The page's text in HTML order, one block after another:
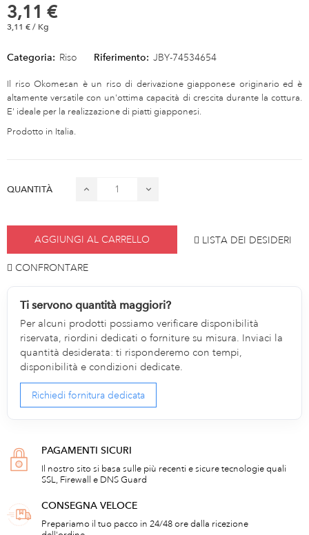
3,11 €
3,11 € / Kg
Categoria: Riso Riferimento: JBY-74534654
Il riso Okomesan è un riso di derivazione giapponese originario ed è
altamente versatile con un'ottima capacità di crescita durante la cottura.
E' ideale per la realizzazione di piatti giapponesi.
Prodotto in Italia.
QUANTITÀ
AGGIUNGI AL CARRELLO LISTA DEI DESIDERI
CONFRONTARE
Ti servono quantità maggiori?
Per alcuni prodotti possiamo verificare disponibilità
riservata, riordini dedicati o forniture su misura. Inviaci la
quantità desiderata: ti risponderemo con tempi,
disponibilità e condizioni dedicate.
Richiedi fornitura dedicata
PAGAMENTI SICURI
Il nostro sito si basa sulle più recenti e sicure tecnologie quali
SSL, Firewall e DNS Guard
CONSEGNA VELOCE
Prepariamo il tuo pacco in 24/48 ore dalla ricezione